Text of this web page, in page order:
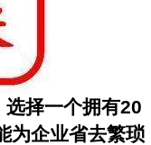
择一个拥有20
为企业省去繁琐